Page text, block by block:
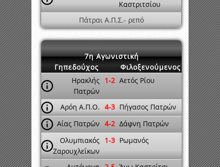
Καστριτσίου
Πάτραι Α.Π.Σ.- ρεπό
7η Αγωνιστική
Γηπεδούχος
Φιλοξενούμενος
Ηρακλής
Πατρών
1-2 Αετός Ρίου
Αρόη Α.Π.Ο. 4-3 Πήγασος Πατρών
Αίας Πατρών 4-2 Δάφνη Πατρών
Ολυμπιακός
Ζαρουχλεΐκων
1-3 Ρωμανός